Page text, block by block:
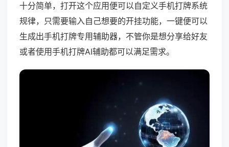
十分简单，打开这个应用便可以自定义手机打牌系统
规律，只需要输入自己想要的开挂功能，一键便可以
生成出手机打牌专用辅助器，不管你是想分享给好友
或者使用手机打牌AI辅助都可以满足需求。